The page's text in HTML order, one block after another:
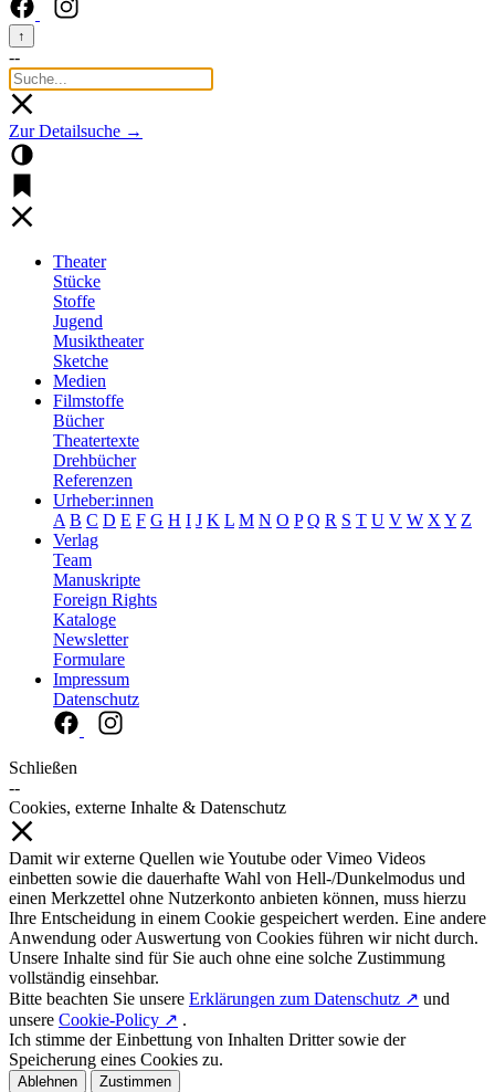
↑
--
Zur Detailsuche →
Theater
Stücke
Stoffe
Jugend
Musiktheater
Sketche
Medien
Filmstoffe
Bücher
Theatertexte
Drehbücher
Referenzen
Urheber:innen
A B C D E F G H I J K L M N O P Q R S T U V W X Y Z
Verlag
Team
Manuskripte
Foreign Rights
Kataloge
Newsletter
Formulare
Impressum
Datenschutz
Schließen
--
Cookies, externe Inhalte & Datenschutz
Damit wir externe Quellen wie Youtube oder Vimeo Videos
einbetten sowie die dauerhafte Wahl von Hell-/Dunkelmodus und
einen Merkzettel ohne Nutzerkonto anbieten können, muss hierzu
Ihre Entscheidung in einem Cookie gespeichert werden. Eine andere
Anwendung oder Auswertung von Cookies führen wir nicht durch.
Unsere Inhalte sind für Sie auch ohne eine solche Zustimmung
vollständig einsehbar.
Bitte beachten Sie unsere Erklärungen zum Datenschutz ↗ und
unsere Cookie-Policy ↗ .
Ich stimme der Einbettung von Inhalten Dritter sowie der
Speicherung eines Cookies zu.
Ablehnen Zustimmen